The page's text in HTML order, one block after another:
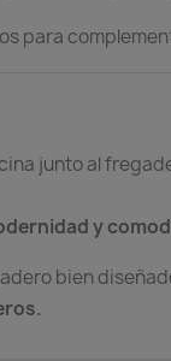
para
junto al
y
bien